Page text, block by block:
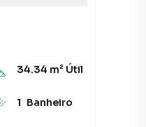
34.34m² Útil
1 Banheiro